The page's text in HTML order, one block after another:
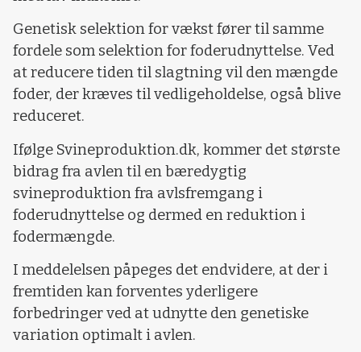
Genetisk selektion for vækst fører til samme
fordele som selektion for foderudnyttelse. Ved
at reducere tiden til slagtning vil den mængde
foder, der kræves til vedligeholdelse, også blive
reduceret.
Ifølge Svineproduktion.dk, kommer det største
bidrag fra avlen til en bæredygtig
svineproduktion fra avlsfremgang i
foderudnyttelse og dermed en reduktion i
fodermængde.
I meddelelsen påpeges det endvidere, at der i
fremtiden kan forventes yderligere
forbedringer ved at udnytte den genetiske
variation optimalt i avlen.